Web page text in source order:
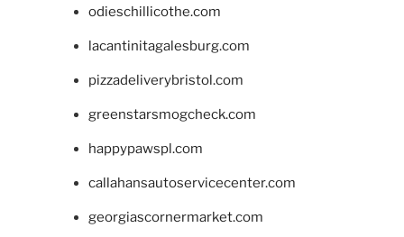
odieschillicothe.com
lacantinitagalesburg.com
pizzadeliverybristol.com
greenstarsmogcheck.com
happypawspl.com
callahansautoservicecenter.com
georgiascornermarket.com